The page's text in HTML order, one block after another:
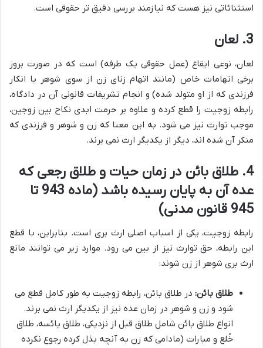
استثنائاتی نیز هست که نیازمند بررسی دقیق تر حقوقی است.
3. لعان
لعان، نوعی ایقاع (عمل حقوقی یک طرفه) است که در صورت بروز
برخی اتهامات خاص (مانند اتهام زنای زن از سوی شوهر یا انکار
فرزندی که از او متولد شده) و انجام تشریفات قانونی آن در دادگاه،
رابطه زوجیت را قطع کرده و علاوه بر حرمت ابدی نکاح بین زوجین،
موجب توارث نیز می شود. به این معنا که زن و شوهر و فرزندی که
منکر آن شده اند، دیگر از یکدیگر ارث نمی برند.
4. طلاق بائن در زمان حیات و طلاق رجعی که
عده آن به پایان رسیده باشد (ماده 943 تا
945 قانون مدنی)
رابطه زوجیت، یکی از اسباب اصلی ارث بری است. بنابراین، با قطع
این رابطه، حق توارث نیز از بین می رود. موارد زیر می توانند مانع
ارث بری شوهر از زن شوند:
طلاق بائن: در طلاق بائن، رابطه زوجیت به طور کامل قطع می
شود و زن و شوهر در زمان عده نیز از یکدیگر ارث نمی برند.
انواع طلاق بائن شامل طلاق قبل از نزدیکی، طلاق یائسه، طلاق
خُلع و مبارات (مادامی که زن به آنچه بذل کرده رجوع نکرده